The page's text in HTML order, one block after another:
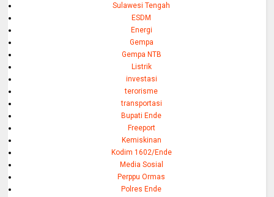
Sulawesi Tengah
ESDM
Energi
Gempa
Gempa NTB
Listrik
investasi
terorisme
transportasi
Bupati Ende
Freeport
Kemiskinan
Kodim 1602/Ende
Media Sosial
Perppu Ormas
Polres Ende